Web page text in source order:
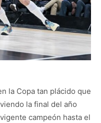
la Copa tan plácido que
la final del año
campeón hasta el